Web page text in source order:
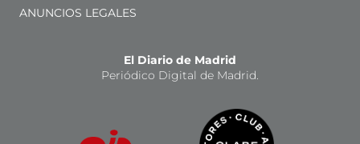
ANUNCIOS LEGALES
El Diario de Madrid
Periódico Digital de Madrid.